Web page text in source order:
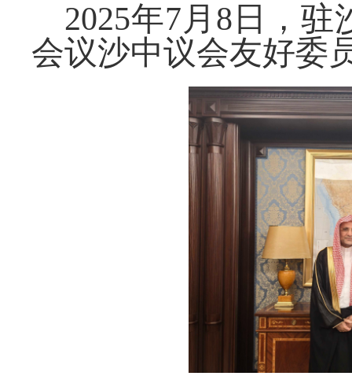
2025年7月8日，
会议沙中议会友好委